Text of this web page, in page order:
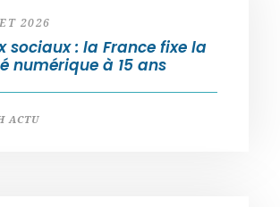
2026
sociaux : la France fixe la
numérique à 15 ans
ACTU